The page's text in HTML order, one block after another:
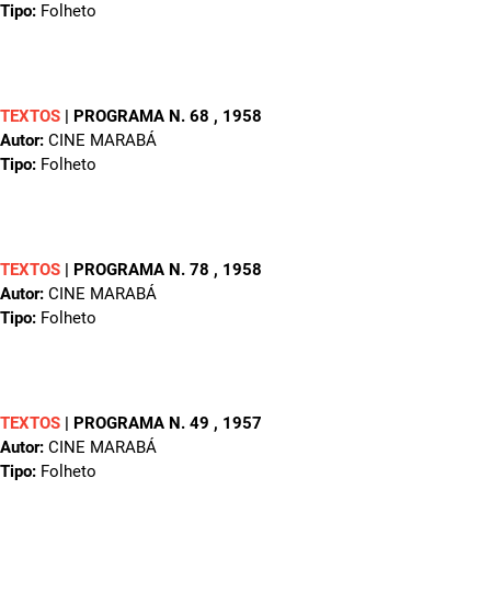
Tipo: Folheto
TEXTOS | PROGRAMA N. 68 , 1958
Autor: CINE MARABÁ
Tipo: Folheto
TEXTOS | PROGRAMA N. 78 , 1958
Autor: CINE MARABÁ
Tipo: Folheto
TEXTOS | PROGRAMA N. 49 , 1957
Autor: CINE MARABÁ
Tipo: Folheto